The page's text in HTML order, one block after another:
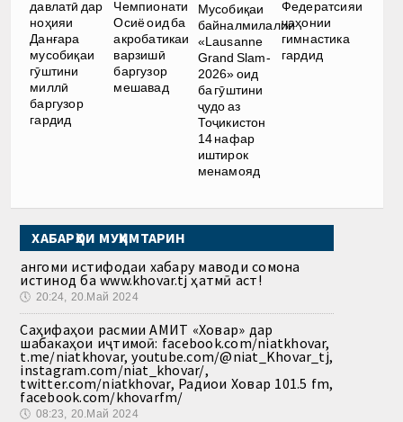
давлатӣ дар
ноҳияи
Данғара
мусобиқаи
гӯштини
миллӣ
баргузор
гардид
Чемпионати
Осиё оид ба
акробатикаи
варзишӣ
баргузор
мешавад
Мусобиқаи
байналмилалии
«Lausanne
Grand Slam-
2026» оид
ба гӯштини
ҷудо аз
Тоҷикистон
14 нафар
иштирок
менамояд
Федератсияи
ҷаҳонии
гимнастика
гардид
ХАБАРҲОИ МУҲИМТАРИН
Ҳангоми истифодаи хабару маводи сомона
истинод ба www.khovar.tj ҳатмӣ аст!
🕔 20:24, 20.Май 2024
Саҳифаҳои расмии АМИТ «Ховар» дар
шабакаҳои иҷтимоӣ: facebook.com/niatkhovar,
t.me/niatkhovar, youtube.com/@niat_Khovar_tj,
instagram.com/niat_khovar/,
twitter.com/niatkhovar, Радиои Ховар 101.5 fm,
facebook.com/khovarfm/
🕔 08:23, 20.Май 2024